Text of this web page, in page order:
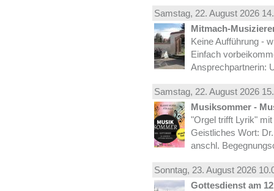
Samstag, 22. August 2026
Mitmach-
Keine Aufführung -
Einfach
Ansprechpartnerin:
Samstag, 22. August 2026
Musiksommer -
"Orgel trifft Lyrik"
Geistliches Wort:
anschl.
Sonntag, 23. August 2026
Gottesdienst am